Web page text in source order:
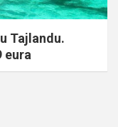
Tajlandu.
eura